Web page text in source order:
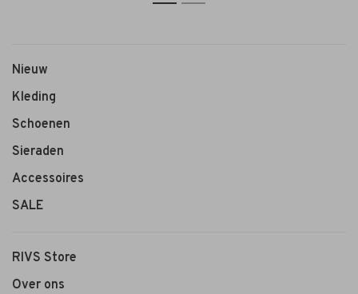
1 2
Nieuw
Kleding
Schoenen
Sieraden
Accessoires
SALE
RIVS Store
Over ons